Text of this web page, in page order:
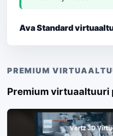
Ava Standard
PREMIUM
Premium virtuaaltuuri